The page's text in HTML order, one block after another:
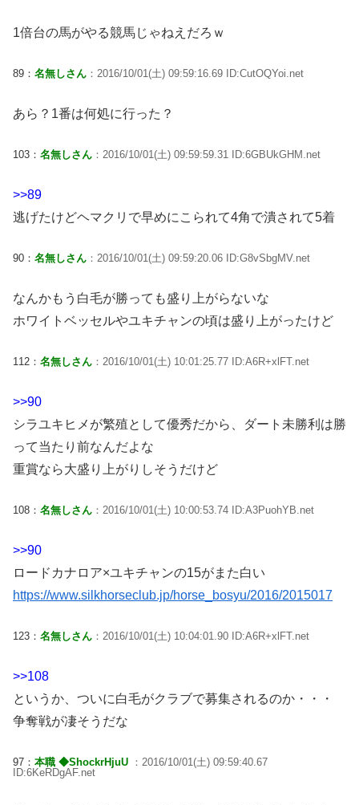
1倍台の馬がやる競馬じゃねえだろｗ
89： 名無しさん ：2016/10/01(土) 09:59:16.69 ID:CutOQYoi.net
あら？1番は何処に行った？
103： 名無しさん ：2016/10/01(土) 09:59:59.31 ID:6GBUkGHM.net
>>89
逃げたけどヘマクリで早めにこられて4角で潰されて5着
90： 名無しさん ：2016/10/01(土) 09:59:20.06 ID:G8vSbgMV.net
なんかもう白毛が勝っても盛り上がらないな
ホワイトベッセルやユキチャンの頃は盛り上がったけど
112： 名無しさん ：2016/10/01(土) 10:01:25.77 ID:A6R+xlFT.net
>>90
シラユキヒメが繁殖として優秀だから、ダート未勝利は勝
って当たり前なんだよな
重賞なら大盛り上がりしそうだけど
108： 名無しさん ：2016/10/01(土) 10:00:53.74 ID:A3PuohYB.net
>>90
ロードカナロア×ユキチャンの15がまた白い
https://www.silkhorseclub.jp/horse_bosyu/2016/2015017
123： 名無しさん ：2016/10/01(土) 10:04:01.90 ID:A6R+xlFT.net
>>108
というか、ついに白毛がクラブで募集されるのか・・・
争奪戦が凄そうだな
97： 本職 ◆ShockrHjuU ：2016/10/01(土) 09:59:40.67
ID:6KeRDgAF.net